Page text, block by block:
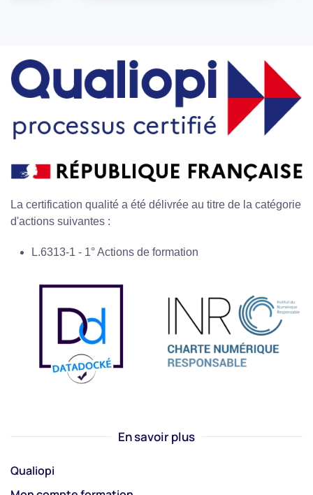
La certification qualité a été délivrée au titre de la catégorie
d'actions suivantes :
L.6313-1 - 1° Actions de formation
En savoir plus
Qualiopi